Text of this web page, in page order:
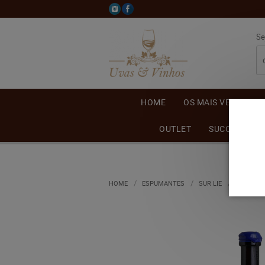
HOME OS MAIS VENDIDOS
OUTLET SUCO DE UVA
HOME ESPUMANTES SUR LIE